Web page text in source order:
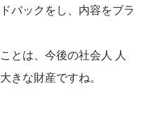
バックをし、内容をブラ
とは、今後の社会人 人
きな財産ですね。